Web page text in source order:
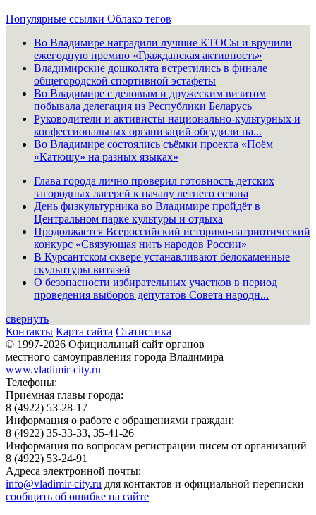
Популярные ссылки Облако тегов
Во Владимире наградили лучшие КТОСы и вручили
ежегодную премию «Гражданская активность»
Владимирские дошколята встретились в финале
общегородской спортивной эстафеты
Во Владимире с деловым и дружеским визитом
побывала делегация из Республики Беларусь
Руководители и активисты национально-культурных и
конфессиональных организаций обсудили на...
Во Владимире состоялись съёмки проекта «Поём
«Катюшу» на разных языках»
Глава города лично проверил готовность детских
загородных лагерей к началу летнего сезона
День физкультурника во Владимире пройдёт в
Центральном парке культуры и отдыха
Продолжается Всероссийский историко-патриотический
конкурс «Связующая нить народов России»
В Курсантском сквере устанавливают белокаменные
скульптуры витязей
О безопасности избирательных участков в период
проведения выборов депутатов Совета народн...
свернуть
Контакты Карта сайта Статистика
© 1997-2026 Официальный сайт органов
местного самоуправления города Владимира
www.vladimir-city.ru
Телефоны:
Приёмная главы города:
8 (4922) 53-28-17
Информация о работе с обращениями граждан:
8 (4922) 35-33-33, 35-41-26
Информация по вопросам регистрации писем от организаций
8 (4922) 53-24-91
Адреса электронной почты:
info@vladimir-city.ru для контактов и официальной переписки
сообщить об ошибке на сайте